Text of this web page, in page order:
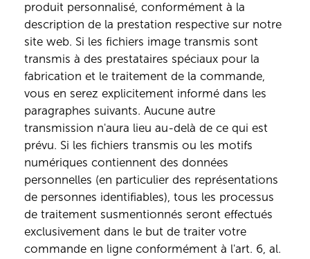
produit personnalisé, conformément à la
description de la prestation respective sur notre
site web. Si les fichiers image transmis sont
transmis à des prestataires spéciaux pour la
fabrication et le traitement de la commande,
vous en serez explicitement informé dans les
paragraphes suivants. Aucune autre
transmission n'aura lieu au-delà de ce qui est
prévu. Si les fichiers transmis ou les motifs
numériques contiennent des données
personnelles (en particulier des représentations
de personnes identifiables), tous les processus
de traitement susmentionnés seront effectués
exclusivement dans le but de traiter votre
commande en ligne conformément à l'art. 6, al.